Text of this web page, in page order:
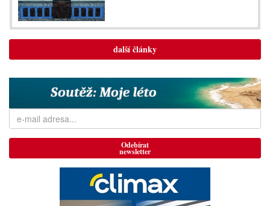
další články
Odebírat
newsletter